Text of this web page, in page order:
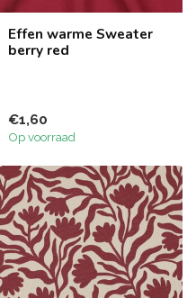
Effen warme Sweater
berry red
€1,60
Op voorraad